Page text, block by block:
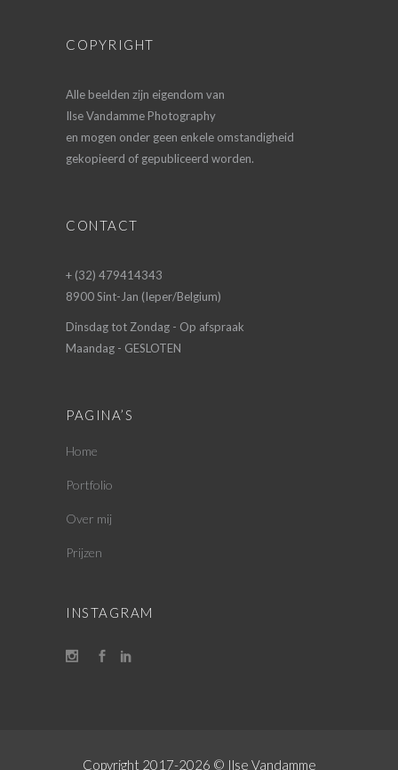
COPYRIGHT
Alle beelden zijn eigendom van
Ilse Vandamme Photography
en mogen onder geen enkele omstandigheid
gekopieerd of gepubliceerd worden.
CONTACT
+ (32) 479414343
8900 Sint-Jan (Ieper/Belgium)
Dinsdag tot Zondag - Op afspraak
Maandag - GESLOTEN
PAGINA’S
Home
Portfolio
Over mij
Prijzen
INSTAGRAM
Copyright 2017-2026 © Ilse Vandamme